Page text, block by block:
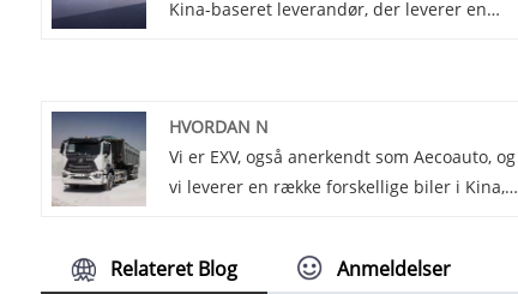
Kina-baseret leverandør, der leverer en
fremragende brændstoføkonomi og
pålidelighed, en komfortabel og rummelig
familiebil, der er meget eftertragtet af
HVORDAN N
Vi er EXV, også anerkendt som Aecoauto, og
vi leverer en række forskellige biler i Kina,
fra SINOTRUK, der vedtager international
Relateret Blog Anmeldelser